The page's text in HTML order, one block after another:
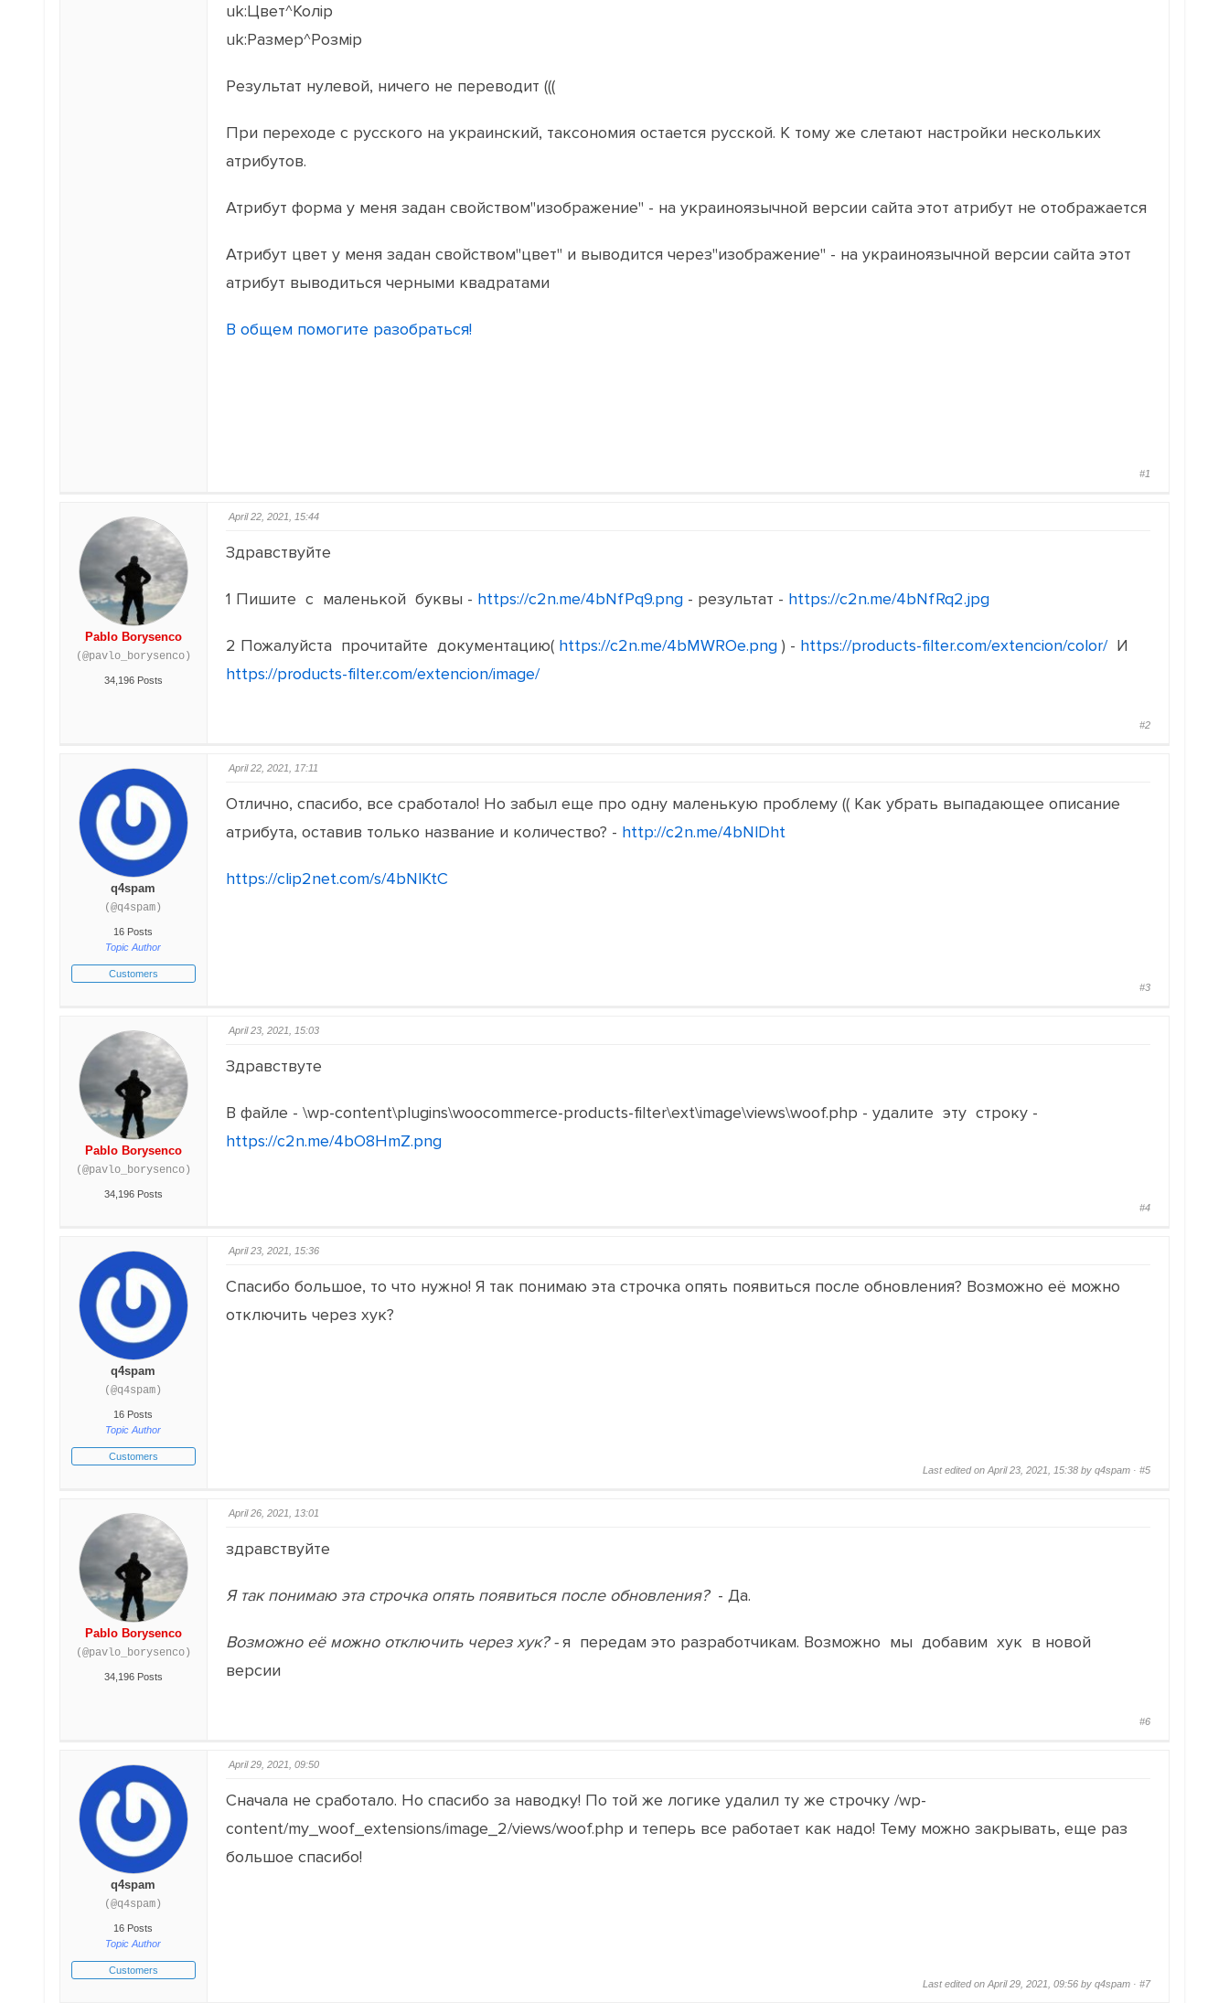
uk:Цвет^Колір
uk:Размер^Розмір
Результат нулевой, ничего не переводит (((
При переходе с русского на украинский, таксономия остается русской. К тому же слетают настройки нескольких
атрибутов.
Атрибут форма у меня задан свойством"изображение" - на украиноязычной версии сайта этот атрибут не отображается
Атрибут цвет у меня задан свойством"цвет" и выводится через"изображение" - на украиноязычной версии сайта этот
атрибут выводиться черными квадратами
В общем помогите разобраться!
#1
Pablo Borysenco
(@pavlo_borysenco)
34,196 Posts
April 22, 2021, 15:44
Здравствуйте
1 Пишите с маленькой буквы - https://c2n.me/4bNfPq9.png- результат - https://c2n.me/4bNfRq2.jpg
2 Пожалуйста прочитайте документацию( https://c2n.me/4bMWROe.png) - https://products-filter.com/extencion/color/ И
https://products-filter.com/extencion/image/
#2
q4spam
(@q4spam)
16 Posts
Topic Author
Customers
April 22, 2021, 17:11
Отлично, спасибо, все сработало! Но забыл еще про одну маленькую проблему (( Как убрать выпадающее описание
атрибута, оставив только название и количество? - http://c2n.me/4bNlDht
https://clip2net.com/s/4bNlKtC
#3
Pablo Borysenco
(@pavlo_borysenco)
34,196 Posts
April 23, 2021, 15:03
Здравствуте
В файле - \wp-content\plugins\woocommerce-products-filter\ext\image\views\woof.php - удалите эту строку -
https://c2n.me/4bO8HmZ.png
#4
q4spam
(@q4spam)
16 Posts
Topic Author
Customers
April 23, 2021, 15:36
Спасибо большое, то что нужно! Я так понимаю эта строчка опять появиться после обновления? Возможно её можно
отключить через хук?
Last edited on April 23, 2021, 15:38 by q4spam ·#5
Pablo Borysenco
(@pavlo_borysenco)
34,196 Posts
April 26, 2021, 13:01
здравствуйте
Я так понимаю эта строчка опять появиться после обновления? - Да.
Возможно её можно отключить через хук? -я передам это разработчикам. Возможно мы добавим хук в новой
версии
#6
q4spam
(@q4spam)
16 Posts
Topic Author
Customers
April 29, 2021, 09:50
Сначала не сработало. Но спасибо за наводку! По той же логике удалил ту же строчку /wp-
content/my_woof_extensions/image_2/views/woof.php и теперь все работает как надо! Тему можно закрывать, еще раз
большое спасибо!
Last edited on April 29, 2021, 09:56 by q4spam ·#7